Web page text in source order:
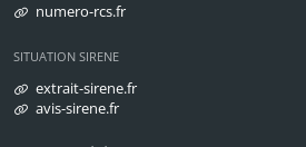
numero-rcs.fr
SITUATION SIRENE
extrait-sirene.fr
avis-sirene.fr